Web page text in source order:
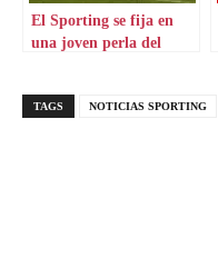
El Sporting se fija en
una joven perla del
TAGS NOTICIAS SPORTING